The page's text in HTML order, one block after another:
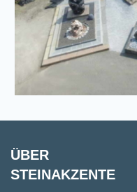
ÜBER
STEINAKZENTE